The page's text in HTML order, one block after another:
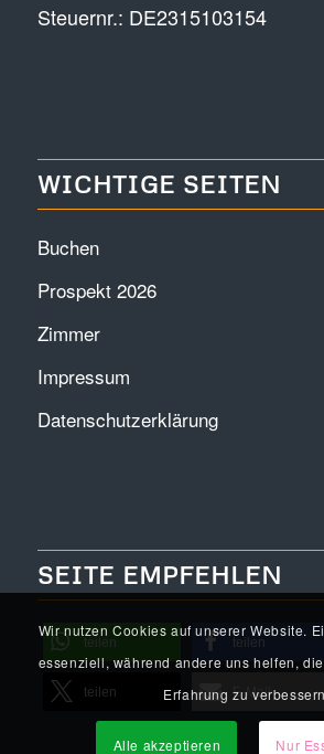
Steuernr.: DE2315103154
WICHTIGE SEITEN
Buchen
Prospekt 2026
Zimmer
Impressum
Datenschutzerklärung
SEITE EMPFEHLEN
teilen teilen
teilen E-Mail
Wir nutzen Cookies auf unserer Website.
essenziell, während andere uns helfen,
Erfahrung zu
Alle akzeptieren Nur